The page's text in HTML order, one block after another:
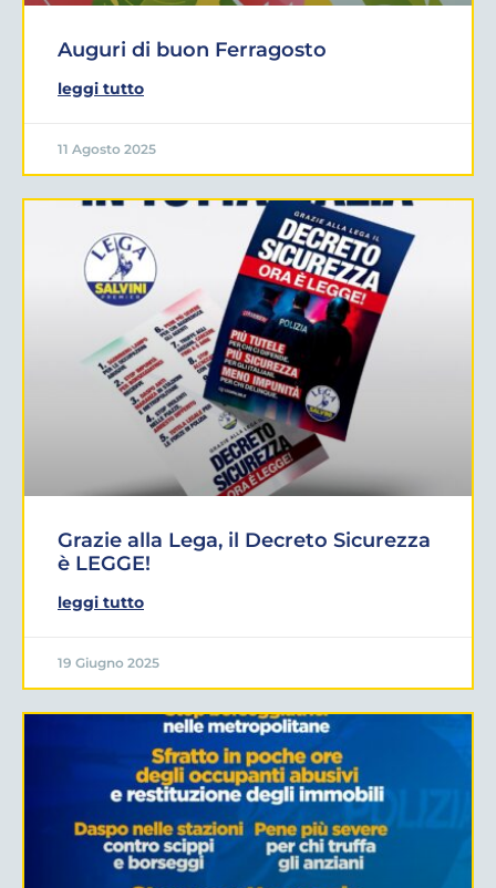
Auguri di buon Ferragosto
leggi tutto
11 Agosto 2025
Grazie alla Lega, il Decreto Sicurezza
è LEGGE!
leggi tutto
19 Giugno 2025